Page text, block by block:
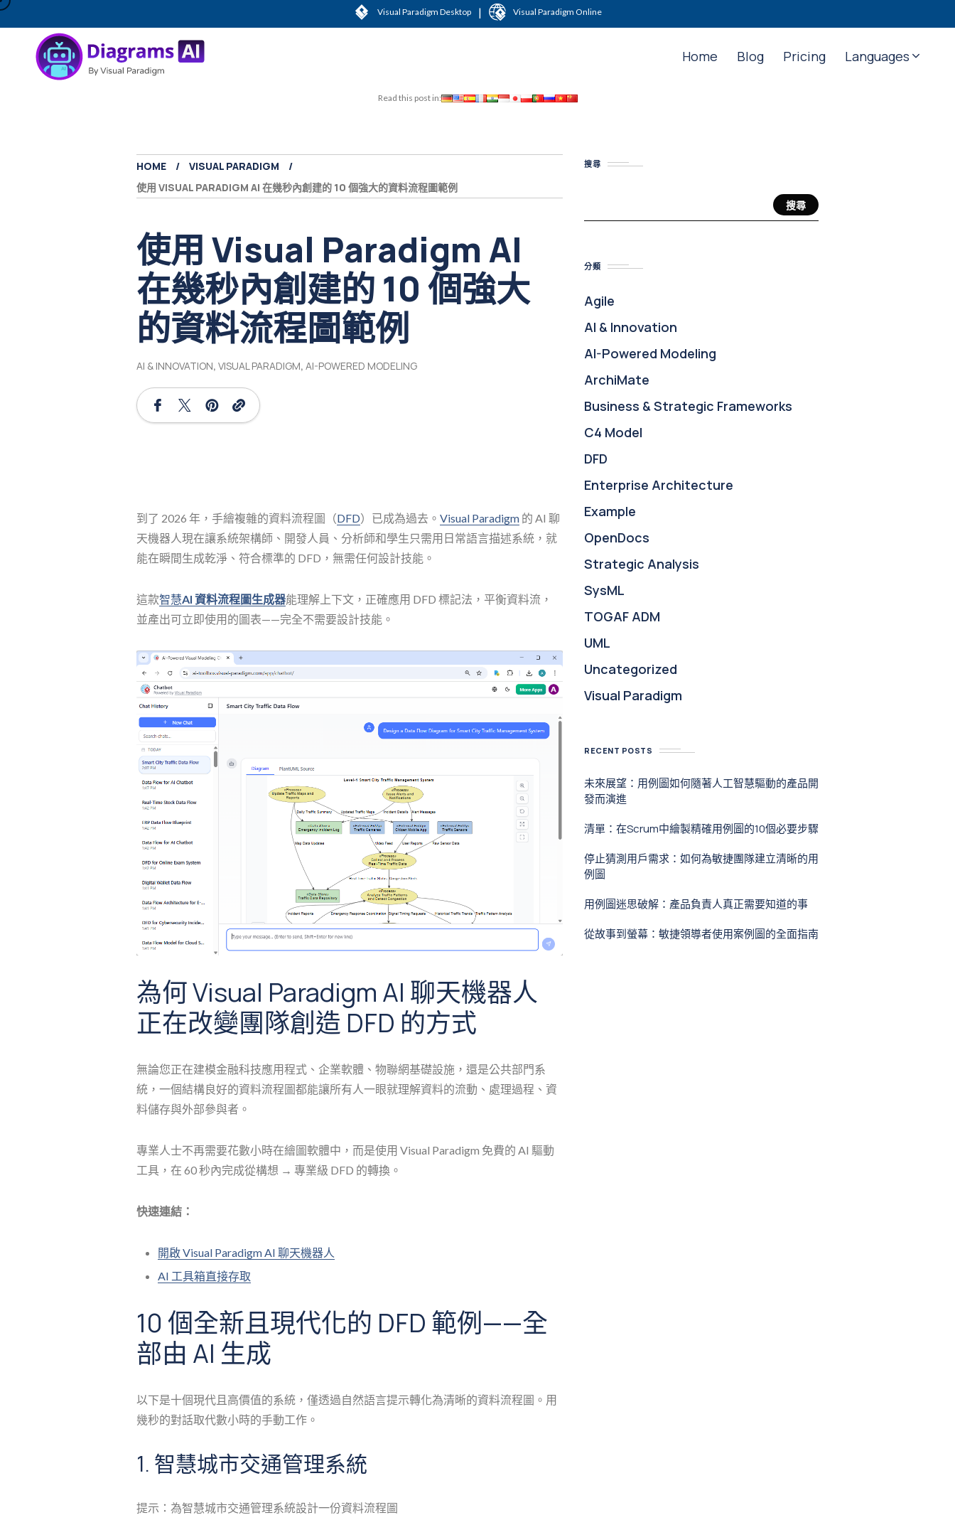
Visual Paradigm Desktop | Visual Paradigm Online
Home Blog Pricing Languages
Read this post in:
HOME
VISUAL PARADIGM
使用 VISUAL PARADIGM AI 在幾秒內創建的 10 個強大的資料流程圖範例
使用 Visual Paradigm AI
在幾秒內創建的 10 個強大
的資料流程圖範例
AI & INNOVATION, VISUAL PARADIGM, AI-POWERED MODELING
到了 2026 年，手繪複雜的資料流程圖（DFD）已成為過去。 Visual Paradigm 的 AI 聊
天機器人現在讓系統架構師、開發人員、分析師和學生只需用日常語言描述系統，就
能在瞬間生成乾淨、符合標準的 DFD，無需任何設計技能。
這款智慧AI 資料流程圖生成器能理解上下文，正確應用 DFD 標記法，平衡資料流，
並產出可立即使用的圖表——完全不需要設計技能。
為何 Visual Paradigm AI 聊天機器人
正在改變團隊創造 DFD 的方式
無論您正在建模金融科技應用程式、企業軟體、物聯網基礎設施，還是公共部門系
統，一個結構良好的資料流程圖都能讓所有人一眼就理解資料的流動、處理過程、資
料儲存與外部參與者。
專業人士不再需要花數小時在繪圖軟體中，而是使用 Visual Paradigm 免費的 AI 驅動
工具，在 60 秒內完成從構想 → 專業級 DFD 的轉換。
快速連結：
開啟 Visual Paradigm AI 聊天機器人
AI 工具箱直接存取
10 個全新且現代化的 DFD 範例——全
部由 AI 生成
以下是十個現代且高價值的系統，僅透過自然語言提示轉化為清晰的資料流程圖。用
幾秒的對話取代數小時的手動工作。
1. 智慧城市交通管理系統
提示：為智慧城市交通管理系統設計一份資料流程圖
搜尋
搜尋
分類
Agile
AI & Innovation
AI-Powered Modeling
ArchiMate
Business & Strategic Frameworks
C4 Model
DFD
Enterprise Architecture
Example
OpenDocs
Strategic Analysis
SysML
TOGAF ADM
UML
Uncategorized
Visual Paradigm
RECENT POSTS
未來展望：用例圖如何隨著人工智慧驅動的產品開
發而演進
清單：在Scrum中繪製精確用例圖的10個必要步驟
停止猜測用戶需求：如何為敏捷團隊建立清晰的用
例圖
用例圖迷思破解：產品負責人真正需要知道的事
從故事到螢幕：敏捷領導者使用案例圖的全面指南